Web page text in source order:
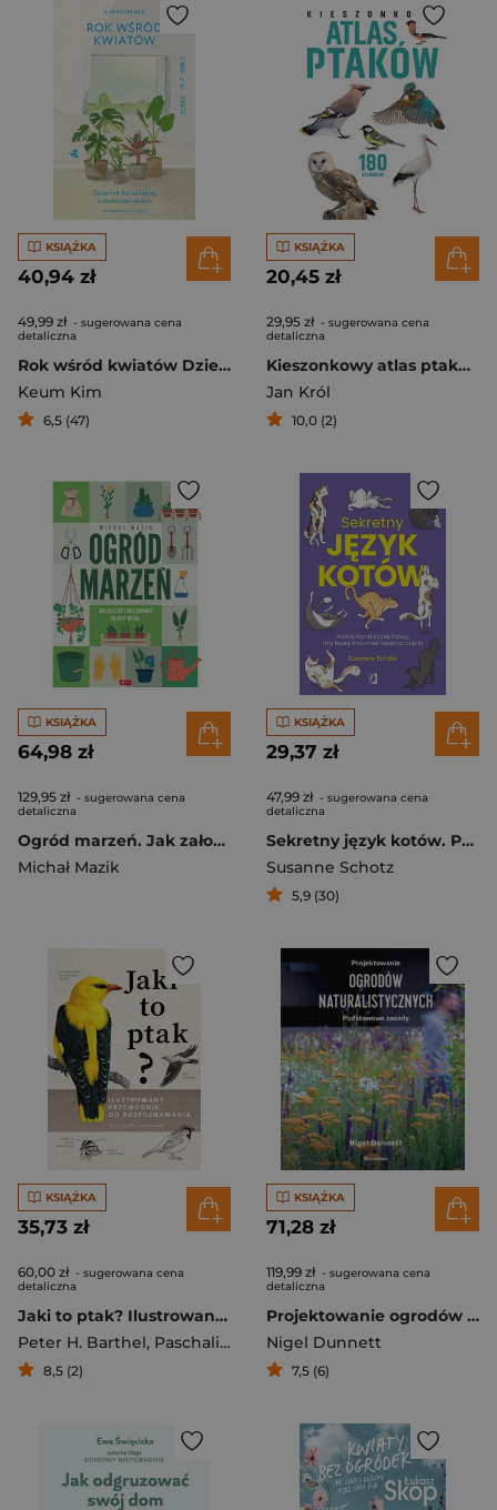
KSIĄŻKA
40,94 zł
49,99 zł - sugerowana cena
detaliczna
Rok wśród kwiatów Dziennik koreańskiej miłośniczki roślin
Keum Kim
6,5 (47)
KSIĄŻKA
20,45 zł
29,95 zł - sugerowana cena
detaliczna
Kieszonkowy atlas ptaków. 180 gatunków
Jan Król
10,0 (2)
KSIĄŻKA
64,98 zł
129,95 zł - sugerowana cena
detaliczna
Ogród marzeń. Jak założyć i pielęgnować własny ogród
Michał Mazik
KSIĄŻKA
29,37 zł
47,99 zł - sugerowana cena
detaliczna
Sekretny język kotów. Poznaj tajniki kociej mowy, aby lepiej zrozumieć swojego pupila
Susanne Schotz
5,9 (30)
KSIĄŻKA
35,73 zł
60,00 zł - sugerowana cena
detaliczna
Jaki to ptak? Ilustrowany przewodnik do rozpoznawania
Peter H. Barthel, Paschalis Dougalis
8,5 (2)
KSIĄŻKA
71,28 zł
119,99 zł - sugerowana cena
detaliczna
Projektowanie ogrodów naturalistycznych. Podstawowe zasady
Nigel Dunnett
7,5 (6)